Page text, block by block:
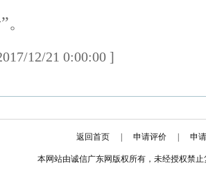
12/21 0:00:00 ]
返回首页 申请评价 申
本网站由诚信广东网版权所有，未经授权禁